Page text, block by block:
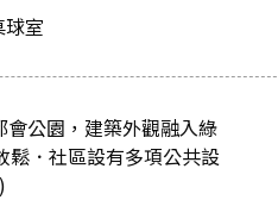
室
公園，建築外觀融入綠
鬆．社區設有多項公共設